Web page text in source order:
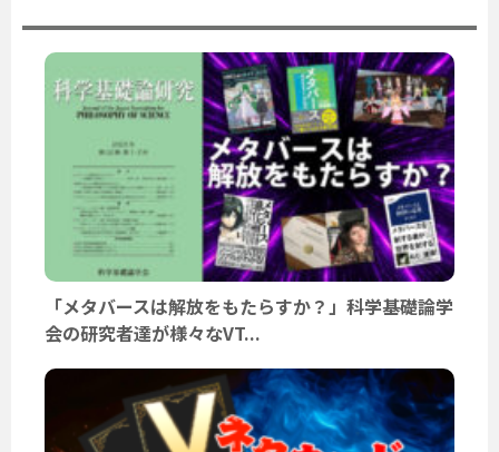
「メタバースは解放をもたらすか？」科学基礎論学
会の研究者達が様々なVT...